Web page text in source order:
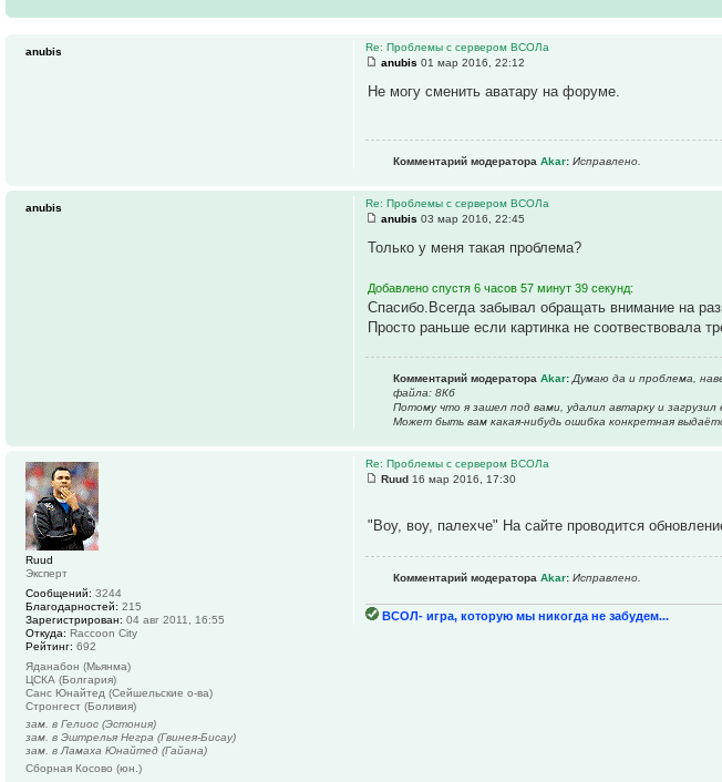
Re: Проблемы с сервером ВСОЛа
anubis 01 мар 2016, 22:12
Не могу сменить аватару на форуме.
Комментарий модератораAkar: Исправлено.
anubis
Re: Проблемы с сервером ВСОЛа
anubis 03 мар 2016, 22:45
Только у меня такая проблема?
Добавлено спустя 6 часов 57 минут 39 секунд:
Спасибо.Всегда забывал обращать внимание на
Просто раньше если картинка не соотвествовала
Комментарий модератораAkar: Думаю да и проблема,
файла: 8Кб
Потому что я зашел под вами, удалил автарку и загрузил
Может быть вам какая-нибудь ошибка конкретная
anubis
Re: Проблемы с сервером ВСОЛа
Ruud 16 мар 2016, 17:30
"Воу, воу, палехче" На сайте проводится
Комментарий модератораAkar: Исправлено.
ВСОЛ- игра, которую мы никогда не забудем...
Ruud
Эксперт
Сообщений: 3244
Благодарностей: 215
Зарегистрирован: 04 авг 2011, 16:55
Откуда: Raccoon City
Рейтинг: 692
Яданабон (Мьянма)
ЦСКА (Болгария)
Санс Юнайтед (Сейшельские о-ва)
Стронгест (Боливия)
зам. в Гелиос (Эстония)
зам. в Эштрелья Негра (Гвинея-Бисау)
зам. в Ламаха Юнайтед (Гайана)
Сборная Косово (юн.)